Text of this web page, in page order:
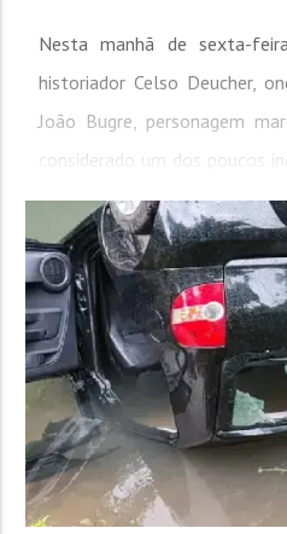
Nesta manhã de sexta-
historiador Celso Deucher,
João Bugre, personagem
considerado um dos poucos
massacres ocorridos durante
da região, que será retratada
produzido pelo historiador. A